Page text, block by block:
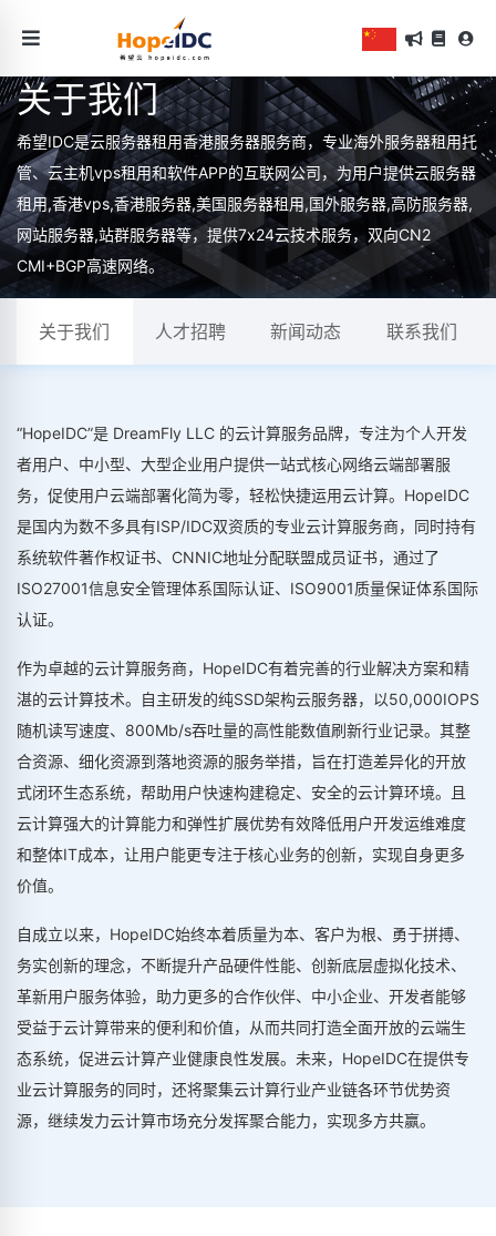
关于我们
希望IDC是云服务器租用香港服务器服务商，专业海外服务器租用托
管、云主机vps租用和软件APP的互联网公司，为用户提供云服务器
租用,香港vps,香港服务器,美国服务器租用,国外服务器,高防服务器,
网站服务器,站群服务器等，提供7x24云技术服务，双向CN2
CMI+BGP高速网络。
关于我们 人才招聘 新闻动态 联系我们
“HopeIDC”是 DreamFly LLC 的云计算服务品牌，专注为个人开发
者用户、中小型、大型企业用户提供一站式核心网络云端部署服
务，促使用户云端部署化简为零，轻松快捷运用云计算。HopeIDC
是国内为数不多具有ISP/IDC双资质的专业云计算服务商，同时持有
系统软件著作权证书、CNNIC地址分配联盟成员证书，通过了
ISO27001信息安全管理体系国际认证、ISO9001质量保证体系国际
认证。
作为卓越的云计算服务商，HopeIDC有着完善的行业解决方案和精
湛的云计算技术。自主研发的纯SSD架构云服务器，以50,000IOPS
随机读写速度、800Mb/s吞吐量的高性能数值刷新行业记录。其整
合资源、细化资源到落地资源的服务举措，旨在打造差异化的开放
式闭环生态系统，帮助用户快速构建稳定、安全的云计算环境。且
云计算强大的计算能力和弹性扩展优势有效降低用户开发运维难度
和整体IT成本，让用户能更专注于核心业务的创新，实现自身更多
价值。
自成立以来，HopeIDC始终本着质量为本、客户为根、勇于拼搏、
务实创新的理念，不断提升产品硬件性能、创新底层虚拟化技术、
革新用户服务体验，助力更多的合作伙伴、中小企业、开发者能够
受益于云计算带来的便利和价值，从而共同打造全面开放的云端生
态系统，促进云计算产业健康良性发展。未来，HopeIDC在提供专
业云计算服务的同时，还将聚集云计算行业产业链各环节优势资
源，继续发力云计算市场充分发挥聚合能力，实现多方共赢。